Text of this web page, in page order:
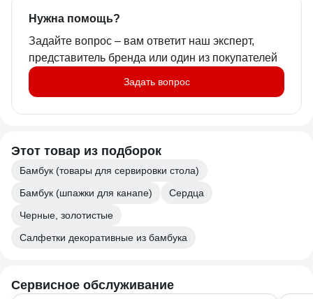
Нужна помощь?
Задайте вопрос – вам ответит наш эксперт,
представитель бренда или один из покупателей
Задать вопрос
Этот товар из подборок
Бамбук (товары для сервировки стола)
Бамбук (шпажки для канапе)
Сердца
Черные, золотистые
Салфетки декоративные из бамбука
Сервисное обслуживание